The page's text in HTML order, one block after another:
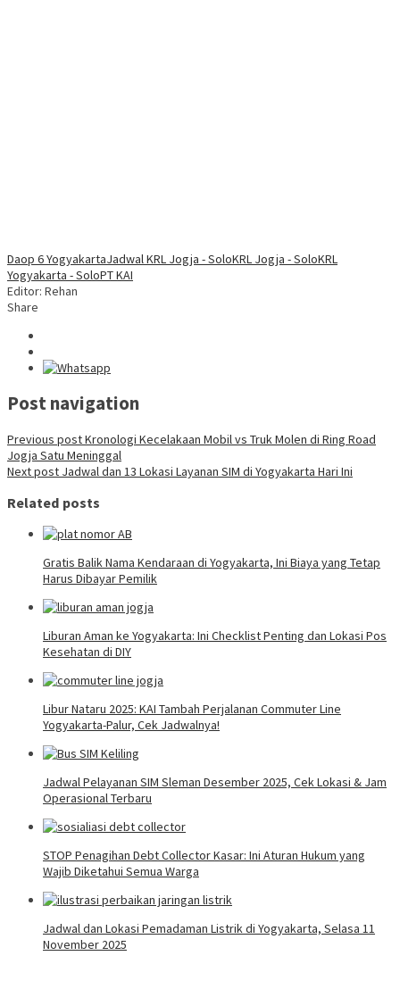
Daop 6 YogyakartaJadwal KRL Jogja - SoloKRL Jogja - SoloKRL
Yogyakarta - SoloPT KAI
Editor: Rehan
Share
Post navigation
Previous postKronologi Kecelakaan Mobil vs Truk Molen di Ring Road
Jogja Satu Meninggal
Next post Jadwal dan 13 Lokasi Layanan SIM di Yogyakarta Hari Ini
Related posts
Gratis Balik Nama Kendaraan di Yogyakarta, Ini Biaya yang Tetap
Harus Dibayar Pemilik
Liburan Aman ke Yogyakarta: Ini Checklist Penting dan Lokasi Pos
Kesehatan di DIY
Libur Nataru 2025: KAI Tambah Perjalanan Commuter Line
Yogyakarta-Palur, Cek Jadwalnya!
Jadwal Pelayanan SIM Sleman Desember 2025, Cek Lokasi & Jam
Operasional Terbaru
STOP Penagihan Debt Collector Kasar: Ini Aturan Hukum yang
Wajib Diketahui Semua Warga
Jadwal dan Lokasi Pemadaman Listrik di Yogyakarta, Selasa 11
November 2025